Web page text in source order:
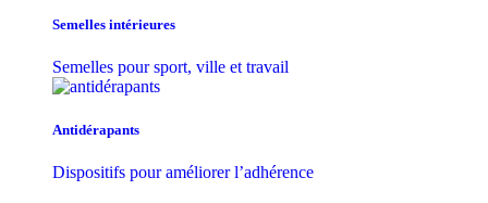
Semelles intérieures
Semelles pour sport, ville et travail
Antidérapants
Dispositifs pour améliorer l’adhérence